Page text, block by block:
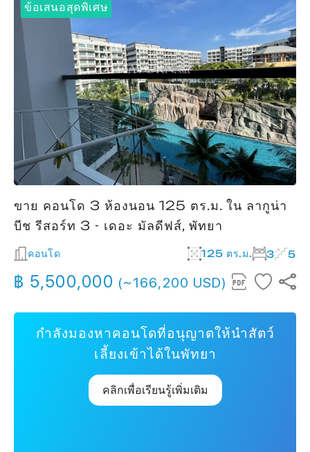
ข้อเสนอสุดพิเศษ
ขาย คอนโด 3 ห้องนอน 125 ตร.ม. ใน ลากูน่า
บีช รีสอร์ท 3 - เดอะ มัลดีฟส์, พัทยา
คอนโด 125 ตร.ม. 3 5
฿ 5,500,000 (~166,200 USD)
กำลังมองหาคอนโดที่อนุญาตให้นำสัตว์
เลี้ยงเข้าได้ในพัทยา
คลิกเพื่อเรียนรู้เพิ่มเติม